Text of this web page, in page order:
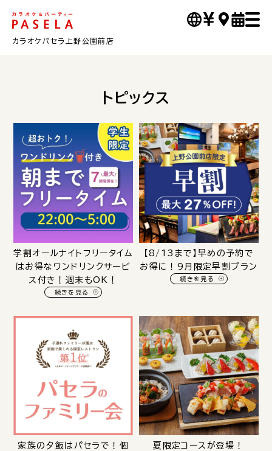
カラオケパセラ上野公園前店
トピックス
学割オールナイトフリータイム
はお得なワンドリンクサービ
ス付き！週末もOK！
続きを見る
【8/13まで】早めの予約で
お得に！9月限定早割プラン
続きを見る
家族の夕飯はパセラで！個
夏限定コースが登場！